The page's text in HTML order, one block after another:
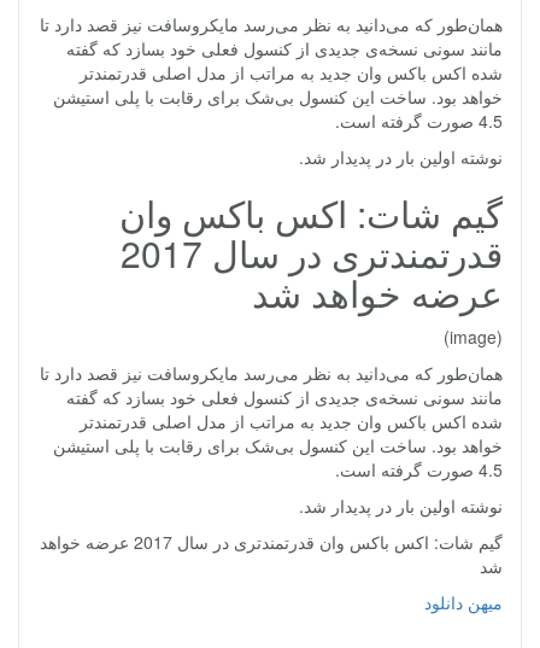
همان‌طور که می‌دانید به نظر می‌رسد مایکروسافت نیز قصد دارد تا
مانند سونی نسخه‌ی جدیدی از کنسول فعلی خود بسازد که گفته
شده اکس باکس وان جدید به مراتب از مدل اصلی قدرتمندتر
خواهد بود. ساخت این کنسول بی‌شک برای رقابت با پلی استیشن
4.5 صورت گرفته است.
نوشته اولین بار در پدیدار شد.
گیم شات: اکس باکس وان
قدرتمندتری در سال 2017
عرضه خواهد شد
(image)
همان‌طور که می‌دانید به نظر می‌رسد مایکروسافت نیز قصد دارد تا
مانند سونی نسخه‌ی جدیدی از کنسول فعلی خود بسازد که گفته
شده اکس باکس وان جدید به مراتب از مدل اصلی قدرتمندتر
خواهد بود. ساخت این کنسول بی‌شک برای رقابت با پلی استیشن
4.5 صورت گرفته است.
نوشته اولین بار در پدیدار شد.
گیم شات: اکس باکس وان قدرتمندتری در سال 2017 عرضه خواهد
شد
میهن دانلود